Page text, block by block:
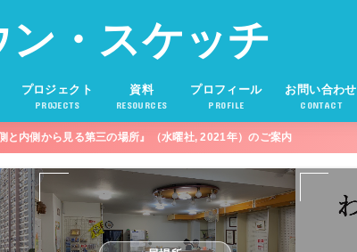
ン・スケッチ
プロジェクト
PROJECTS
資料
RESOURCES
プロフィール
PROFILE
お問い合わせ
CONTACT
と内側から見る第三の場所』（水曜社, 2021年）のご案内